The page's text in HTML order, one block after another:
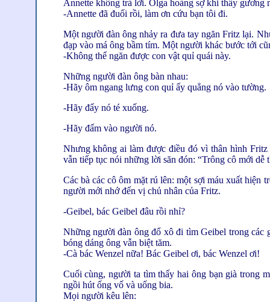
Annette không trả lời. Olga hoảng sợ khi thấy
-Annette đã đuối rồi, làm ơn cứu bạn tôi đi.
Một người đàn ông nhảy ra đưa tay ngăn Fritz lại.
đạp vào má ông bầm tím. Một người khác bước tới
-Không thể ngăn được con vật quỉ quái này.
Những người đàn ông bàn nhau:
-Hãy ôm ngang lưng con quỉ ấy quẳng nó vào tường.
-Hãy đẩy nó té xuống.
-Hãy đấm vào người nó.
Nhưng không ai làm được điều đó vì thân hình
vẫn tiếp tục nói những lời săn đón: “Trông cô mới dễ
Các bà các cô ôm mặt rú lên: một sợi máu xuất hiện
người mới nhớ đến vị chủ nhân của Fritz.
-Geibel, bác Geibel đâu rồi nhỉ?
Những người đàn ông đổ xô đi tìm Geibel trong các
bóng dáng ông vẫn biệt tăm.
-Cà bác Wenzel nữa! Bác Geibel ơi, bác Wenzel ơi!
Cuối cùng, người ta tìm thấy hai ông bạn già trong
ngồi hút ống vố và uống bia.
Mọi người kêu lên: